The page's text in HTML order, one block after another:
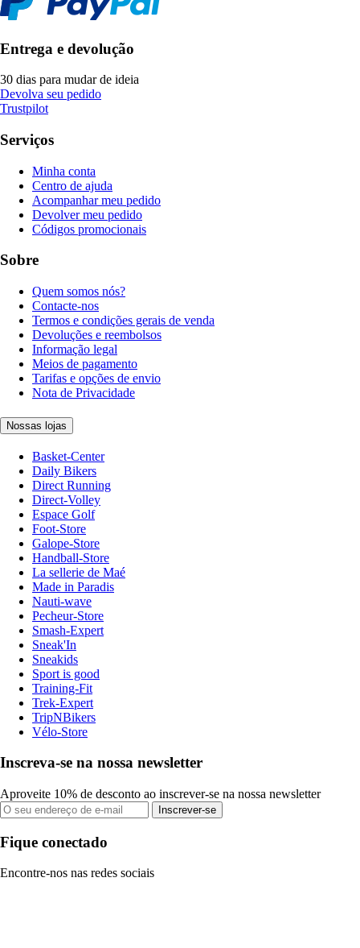
Entrega e devolução
30 dias para mudar de ideia
Devolva seu pedido
Trustpilot
Serviços
Minha conta
Centro de ajuda
Acompanhar meu pedido
Devolver meu pedido
Códigos promocionais
Sobre
Quem somos nós?
Contacte-nos
Termos e condições gerais de venda
Devoluções e reembolsos
Informação legal
Meios de pagamento
Tarifas e opções de envio
Nota de Privacidade
Nossas lojas
Basket-Center
Daily Bikers
Direct Running
Direct-Volley
Espace Golf
Foot-Store
Galope-Store
Handball-Store
La sellerie de Maé
Made in Paradis
Nauti-wave
Pecheur-Store
Smash-Expert
Sneak'In
Sneakids
Sport is good
Training-Fit
Trek-Expert
TripNBikers
Vélo-Store
Inscreva-se na nossa newsletter
Aproveite 10% de desconto ao inscrever-se na nossa newsletter
Inscrever-se
Fique conectado
Encontre-nos nas redes sociais